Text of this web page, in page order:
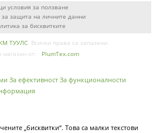
условия за ползване
за защита на личните данни
за бисквитките
КМ ТУУЛС. Всички права са запазени.
магазин от:
PlumTex.com
За ефективност За функционалности
„бисквитки“. Това са малки текстови